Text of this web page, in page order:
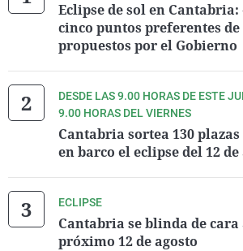
Eclipse de sol en Cantabria:
cinco puntos preferentes
propuestos por el Gobierno
DESDE LAS 9.00 HORAS DE ESTE
9.00 HORAS DEL VIERNES
Cantabria sortea 130
en barco el eclipse del 12 de
ECLIPSE
Cantabria se blinda de
próximo 12 de agosto